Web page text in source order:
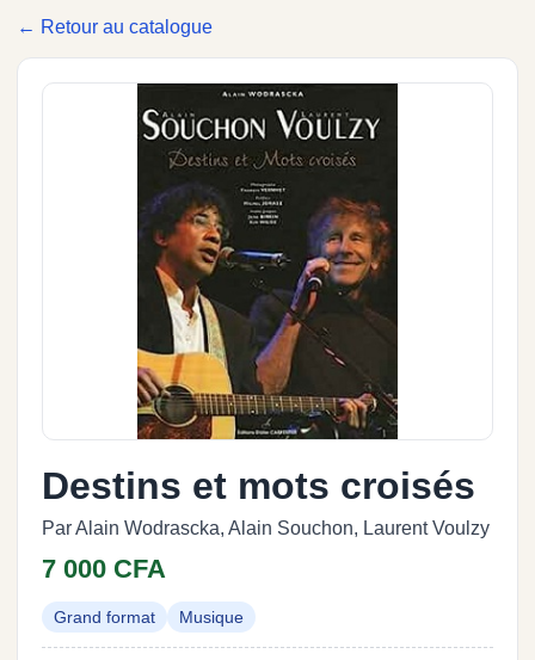
← Retour au catalogue
Destins et mots croisés
Par Alain Wodrascka, Alain Souchon, Laurent Voulzy
7 000 CFA
Grand format Musique